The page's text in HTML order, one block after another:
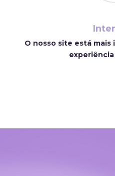
O nosso site está mais